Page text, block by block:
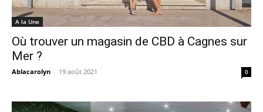
A la Une
Où trouver un magasin de CBD à Cagnes sur
Mer ?
Ablacarolyn - 19 août 2021 0